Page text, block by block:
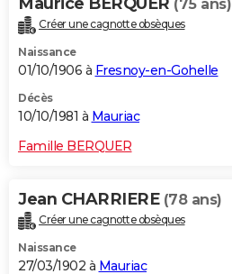
(75 ans)
Créer une cagnotte obsèques
Naissance
01/10/1906 à Fresnoy-en-Gohelle
Décès
10/10/1981 à Mauriac
Famille BERQUER
Jean CHARRIERE (78 ans)
Créer une cagnotte obsèques
Naissance
27/03/1902 à Mauriac